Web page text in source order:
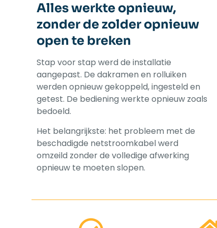
Alles werkte opnieuw,
zonder de zolder opnieuw
open te breken
Stap voor stap werd de installatie
aangepast. De dakramen en rolluiken
werden opnieuw gekoppeld, ingesteld en
getest. De bediening werkte opnieuw zoals
bedoeld.
Het belangrijkste: het probleem met de
beschadigde netstroomkabel werd
omzeild zonder de volledige afwerking
opnieuw te moeten slopen.